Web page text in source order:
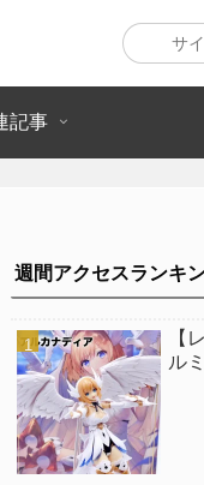
記事
週間アクセスランキ
【
ル